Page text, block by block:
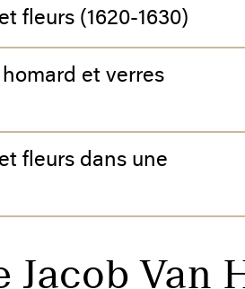
fleurs (1620-1630)
et verres
fleurs dans une
Jacob Van